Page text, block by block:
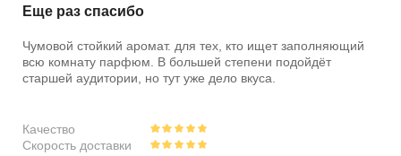
Еще раз спасибо
Чумовой стойкий аромат. для тех, кто ищет заполняющий
всю комнату парфюм. В большей степени подойдёт
старшей аудитории, но тут уже дело вкуса.
Качество
Скорость доставки